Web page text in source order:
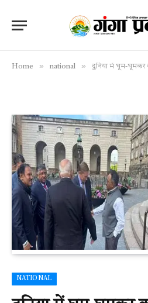
Home » national » दुनिया में घूम-घूमकर कहो ना प्यार है
NATIONAL